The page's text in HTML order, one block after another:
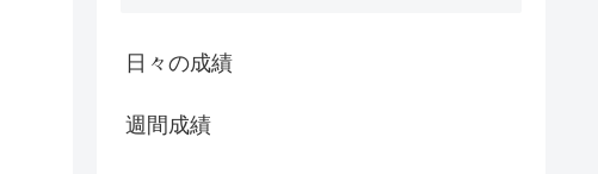
日々の成績
週間成績